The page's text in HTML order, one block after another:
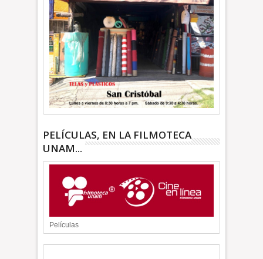
PELÍCULAS, EN LA FILMOTECA
UNAM...
Películas